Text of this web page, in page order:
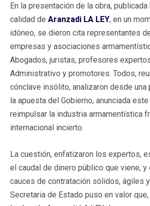
En la presentación de la obra,
calidad de Aranzadi LA LEY, en un
idóneo, se dieron cita representantes
empresas y asociaciones
Abogados, juristas, profesores
Administrativo y promotores. Todos,
cónclave insólito, analizaron desde
la apuesta del Gobierno, anunciada
reimpulsar la industria armamentística
internacional incierto.
La cuestión, enfatizaron los expertos,
el caudal de dinero público que viene, y
cauces de contratación sólidos, ágiles
Secretaria de Estado puso en valor